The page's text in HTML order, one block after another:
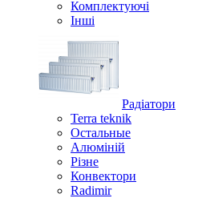
Комплектуючі
Інші
Радіатори
Terra teknik
Остальные
Алюміній
Різне
Конвектори
Radimir